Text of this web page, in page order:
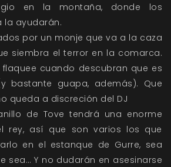
en la montaña, donde los
la ayudarán.
por un monje que va a la caza
siembra el terror en la comarca.
cuando descubran que es
bastante guapa, además). Que
queda a discreción del DJ
de Tove tendrá una enorme
rey, así que son varios los que
en el estanque de Gurre, sea
sea… Y no dudarán en asesinarse